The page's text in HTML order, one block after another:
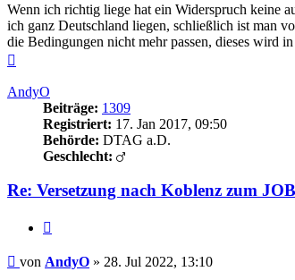
Wenn ich richtig liege hat ein Widerspruch keine
ich ganz Deutschland liegen, schließlich ist man
die Bedingungen nicht mehr passen, dieses wird
AndyO
Beiträge: 1309
Registriert: 17. Jan 2017, 09:50
Behörde: DTAG a.D.
Geschlecht:
Re: Versetzung nach Koblenz zum JOB
Beitrag
von AndyO » 28. Jul 2022, 13:10